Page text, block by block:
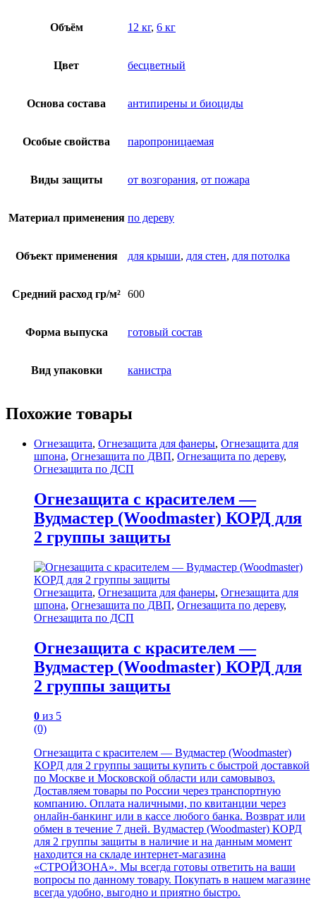
Объём 12 кг, 6 кг
Цвет бесцветный
Основа состава антипирены и биоциды
Особые свойства паропроницаемая
Виды защиты от возгорания, от пожара
Материал применения по дереву
Объект применения для крыши, для стен, для потолка
Средний расход гр/м² 600
Форма выпуска готовый состав
Вид упаковки канистра
Похожие товары
Огнезащита, Огнезащита для фанеры, Огнезащита для
шпона, Огнезащита по ДВП, Огнезащита по дереву,
Огнезащита по ДСП
Огнезащита с красителем —
Вудмастер (Woodmaster) КОРД для
2 группы защиты
Огнезащита, Огнезащита для фанеры, Огнезащита для
шпона, Огнезащита по ДВП, Огнезащита по дереву,
Огнезащита по ДСП
Огнезащита с красителем —
Вудмастер (Woodmaster) КОРД для
2 группы защиты
0 из 5
(0)
Огнезащита с красителем — Вудмастер (Woodmaster)
КОРД для 2 группы защиты купить с быстрой доставкой
по Москве и Московской области или самовывоз.
Доставляем товары по России через транспортную
компанию. Оплата наличными, по квитанции через
онлайн-банкинг или в кассе любого банка. Возврат или
обмен в течение 7 дней. Вудмастер (Woodmaster) КОРД
для 2 группы защиты в наличие и на данным момент
находится на складе интернет-магазина
«СТРОЙЗОНА». Мы всегда готовы ответить на ваши
вопросы по данному товару. Покупать в нашем магазине
всегда удобно, выгодно и приятно быстро.